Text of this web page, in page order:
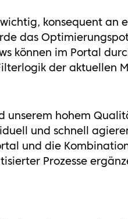
konsequent
das
können im Portal
der aktuellen
unserem hohem
und schnell
und die
Prozesse